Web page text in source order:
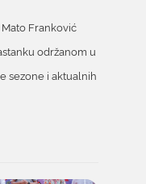
Franković
održanom u
sezone i aktualnih